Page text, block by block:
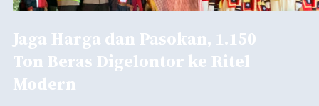
Jaga Harga dan Pasokan, 1.150
Ton Beras Digelontor ke Ritel
Modern